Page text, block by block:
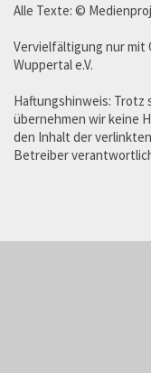
Alle Texte: ©
Vervielfältigung nur mit
Wuppertal e.V.
Haftungshinweis:
übernehmen wir keine
den Inhalt der
Betreiber